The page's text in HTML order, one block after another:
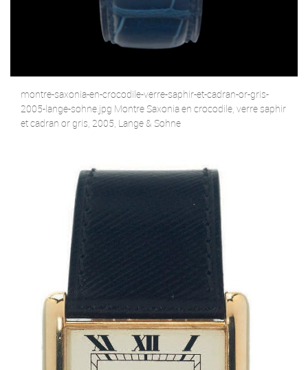
montre-saxonia-en-crocodile-verre-saphir-et-cadran-or-gris-
2005-lange-sohne.jpg Montre Saxonia en crocodile, verre saphir
et cadran or gris, 2005, Lange & Sohne